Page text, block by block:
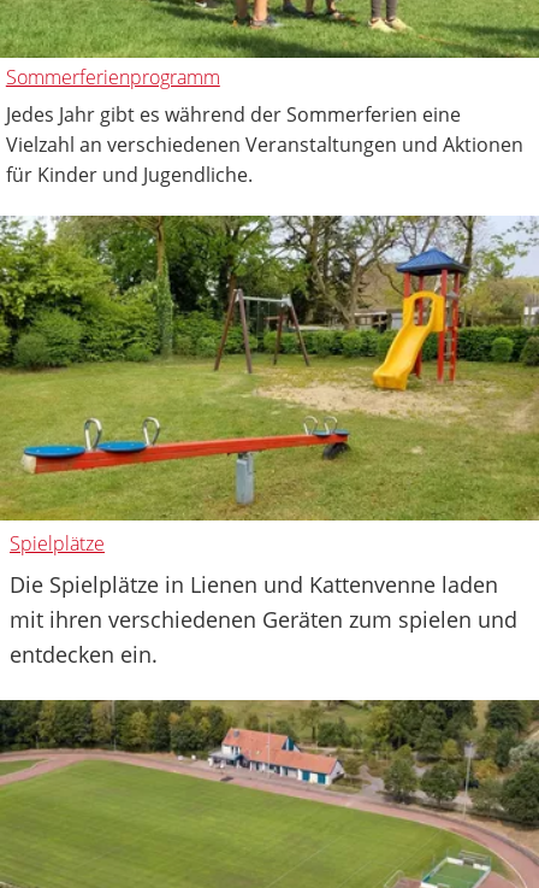
Sommerferienprogramm
Jedes Jahr gibt es während der Sommerferien eine
Vielzahl an verschiedenen Veranstaltungen und Aktionen
für Kinder und Jugendliche.
Spielplätze
Die Spielplätze in Lienen und Kattenvenne laden
mit ihren verschiedenen Geräten zum spielen und
entdecken ein.